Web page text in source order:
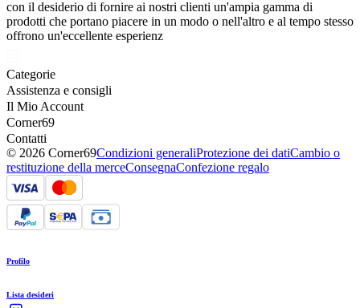
con il desiderio di fornire ai nostri clienti un'ampia gamma di
prodotti che portano piacere in un modo o nell'altro e al tempo stesso
offrono un'eccellente esperienz
Categorie
Assistenza e consigli
Il Mio Account
Corner69
Contatti
© 2026 Corner69Condizioni generaliProtezione dei datiCambio o
restituzione della merceConsegnaConfezione regalo
Profilo
Lista desideri